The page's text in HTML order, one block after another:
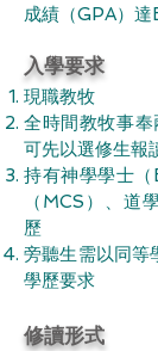
成績（GPA）達
入學要求
現職教牧
全時間教牧事
可先以選修生報
持有神學學士
（MCS）、道
歷
旁聽生需以同等
學歷要求
修讀形式